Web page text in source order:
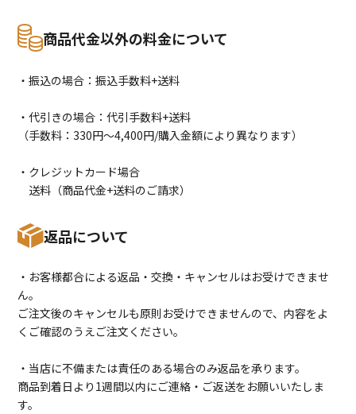
商品代金以外の料金について
・振込の場合：振込手数料+送料
・代引きの場合：代引手数料+送料
（手数料：330円〜4,400円/購入金額により異なります）
・クレジットカード場合
送料（商品代金+送料のご請求）
返品について
・お客様都合による返品・交換・キャンセルはお受けできませ
ん。
ご注文後のキャンセルも原則お受けできませんので、内容をよ
くご確認のうえご注文ください。
・当店に不備または責任のある場合のみ返品を承ります。
商品到着日より1週間以内にご連絡・ご返送をお願いいたしま
す。